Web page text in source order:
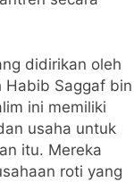
didirikan oleh
Habib Saggaf bin
ini memiliki
usaha untuk
itu. Mereka
roti yang